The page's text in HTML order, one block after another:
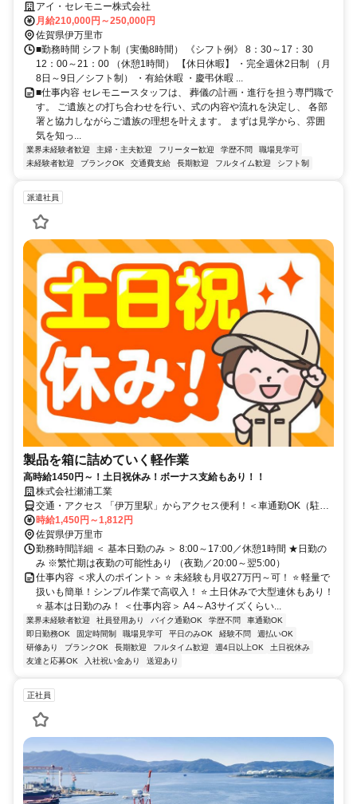
諦めない。伊万里で見つけた、自分らしい生き方。
アイ・セレモニー株式会社
月給210,000円～250,000円
佐賀県伊万里市
■勤務時間 シフト制（実働8時間） 《シフト例》 8：30～17：30
12：00～21：00 （休憩1時間） 【休日休暇】 ・完全週休2日制 （月
8日～9日／シフト制） ・有給休暇 ・慶弔休暇 ...
■仕事内容 セレモニースタッフは、 葬儀の計画・進行を担う専門職で
す。 ご遺族との打ち合わせを行い、式の内容や流れを決定し、 各部
署と協力しながらご遺族の理想を叶えます。 まずは見学から、雰囲
気を知っ...
業界未経験者歓迎 主婦・主夫歓迎 フリーター歓迎 学歴不問
職場見学可
未経験者歓迎
ブランクOK 交通費支給 長期歓迎 フルタイム歓迎 シフト制
派遣社員
製品を箱に詰めていく軽作業
高時給1450円～！土日祝休み！ボーナス支給もあり！！
株式会社瀬浦工業
交通・アクセス 「伊万里駅」からアクセス便利！＜車通勤OK（駐車
場無料）＞
時給1,450円～1,812円
佐賀県伊万里市
勤務時間詳細 ＜ 基本日勤のみ ＞ 8:00～17:00／休憩1時間 ★日勤の
み ※繁忙期は夜勤の可能性あり （夜勤／20:00～翌5:00）
仕事内容 ＜求人のポイント＞ ⭐ 未経験も月収27万円～可！ ⭐ 軽量で
扱いも簡単！シンプル作業で高収入！ ⭐ 土日休みで大型連休もあり！
⭐ 基本は日勤のみ！ ＜仕事内容＞ A4～A3サイズくらい...
業界未経験者歓迎 社員登用あり バイク通勤OK 学歴不問
車通勤OK
即日勤務OK
固定時間制 職場見学可 平日のみOK 経験不問
週払いOK
研修あり
ブランクOK 長期歓迎 フルタイム歓迎 週4日以上OK
土日祝休み
友達と応募OK
入社祝い金あり 送迎あり
正社員